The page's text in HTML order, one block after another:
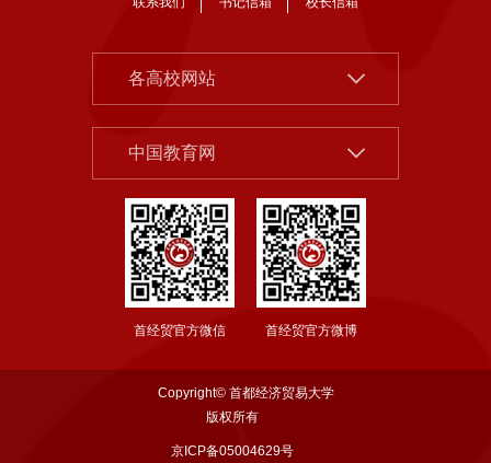
各高校网站
北京大学
清华大学
中国人民大学
中央财经大学
对外经济贸易大学
上海财经大学
东北财经大学
中南财经政法大学
江西财经大学
中国教育网
中国社会科学院
北京市教委
首都之窗
教育部
国家哲学社科规划办公室
国务院发展研究中心
首经贸官方微信 首经贸官方微博
Copyright© 首都经济贸易大学
版权所有
京ICP备05004629号